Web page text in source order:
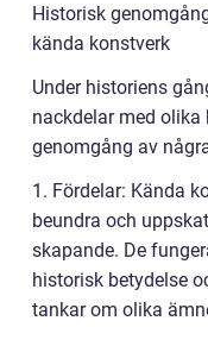
Historisk
kända konstverk
Under historiens
nackdelar med olika
genomgång av
1. Fördelar: Kända
beundra och
skapande. De
historisk betydelse
tankar om olika